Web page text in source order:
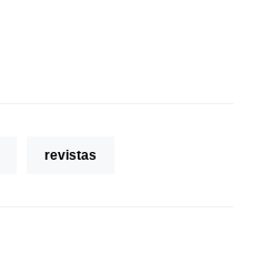
revistas